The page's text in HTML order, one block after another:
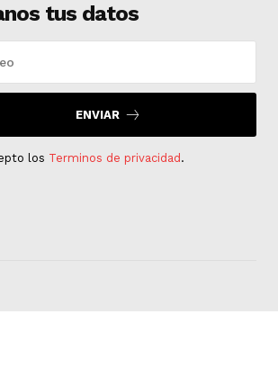
tus datos
ENVIAR
los Terminos de privacidad .